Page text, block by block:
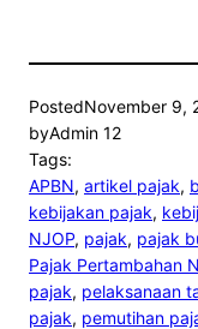
PostedNovember 9,
byAdmin 12
Tags:
APBN, artikel pajak,
kebijakan pajak,
NJOP, pajak, pajak
Pajak Pertambahan
pajak, pelaksanaan
pajak, pemutihan